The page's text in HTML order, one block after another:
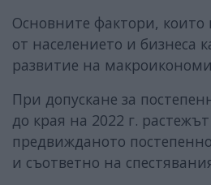
Основните фактори,
от населението и бизнеса
развитие на
При допускане за
до края на 2022 г.
предвижданото
и съответно на